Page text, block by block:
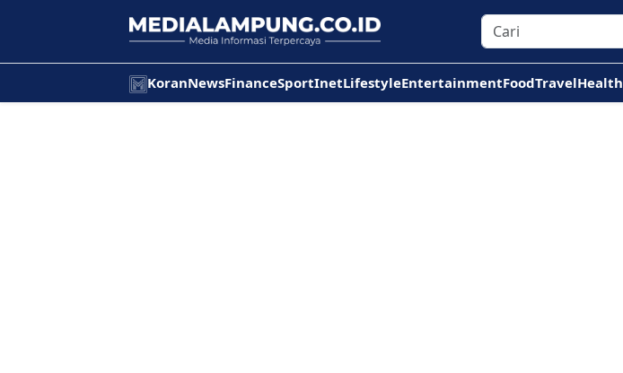
KoranNewsFinanceSportInetLifestyleEntertainmentFoodTravelHealth